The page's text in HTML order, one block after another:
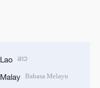
Lao ລາວ
Malay Bahasa Melayu